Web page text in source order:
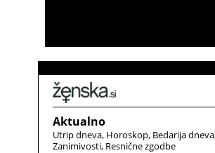
Aktualno
Utrip dneva Horoskop Bedarija dneva
Zanimivosti Resnične zgodbe